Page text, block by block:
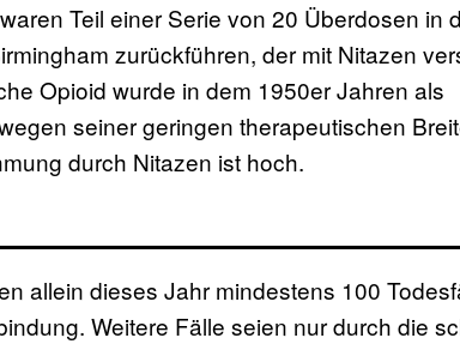
Teil einer Serie von 20 Überdosen in
zurückführen, der mit Nitazen
Opioid wurde in dem 1950er Jahren als
seiner geringen therapeutischen
durch Nitazen ist hoch.
allein dieses Jahr mindestens 100
Weitere Fälle seien nur durch die